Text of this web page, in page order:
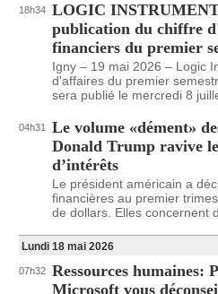
18h34 LOGIC
publication du chiffre
financiers du premier
Igny – 19 mai 2026 – Logic
d'affaires du premier
sera publié le mercredi 8
04h31
Le volume «dément»
Donald Trump ravive
d’intérêts
Le président américain a
financières au premier
de dollars. Elles concernent
Lundi 18 mai 2026
07h32 Ressources humaines:
Microsoft vous